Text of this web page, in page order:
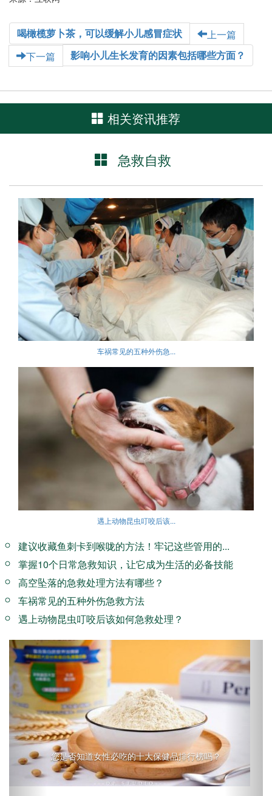
喝橄榄萝卜茶，可以缓解小儿感冒症状
上一篇
下一篇
影响小儿生长发育的因素包括哪些方面？
相关资讯推荐
急救自救
车祸常见的五种外伤急...
遇上动物昆虫叮咬后该...
建议收藏鱼刺卡到喉咙的方法！牢记这些管用的...
掌握10个日常急救知识，让它成为生活的必备技能
高空坠落的急救处理方法有哪些？
车祸常见的五种外伤急救方法
遇上动物昆虫叮咬后该如何急救处理？
您是否知道女性必吃的十大保健品排行榜吗？
Previous